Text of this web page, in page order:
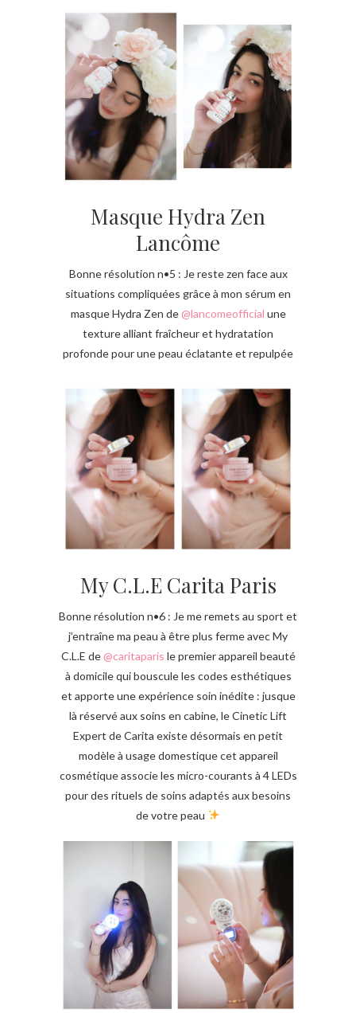
Masque Hydra Zen
Lancôme
Bonne résolution n•5 : Je reste zen face aux
situations compliquées grâce à mon sérum en
masque Hydra Zen de@lancomeofficial une
texture alliant fraîcheur et hydratation
profonde pour une peau éclatante et repulpée
My C.L.E Carita Paris
Bonne résolution n•6 : Je me remets au sport et
j’entraîne ma peau à être plus ferme avec My
C.L.E de@caritaparis le premier appareil beauté
à domicile qui bouscule les codes esthétiques
et apporte une expérience soin inédite : jusque
là réservé aux soins en cabine, le Cinetic Lift
Expert de Carita existe désormais en petit
modèle à usage domestique cet appareil
cosmétique associe les micro-courants à 4 LEDs
pour des rituels de soins adaptés aux besoins
de votre peau